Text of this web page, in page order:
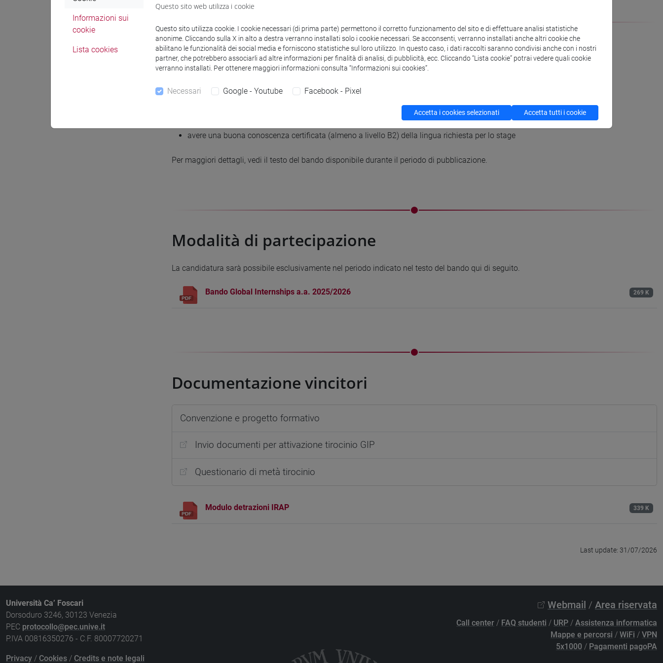
Requisiti di partecipazione
avere una buona conoscenza certificata (almeno a livello B2) della lingua richiesta per lo stage
Per maggiori dettagli, vedi il testo del bando disponibile durante il periodo di pubblicazione.
Modalità di partecipazione
La candidatura sarà possibile esclusivamente nel periodo indicato nel testo del bando qui di seguito.
Bando Global Internships a.a. 2025/2026 269 K
Documentazione vincitori
Convenzione e progetto formativo
Invio documenti per attivazione tirocinio GIP
Questionario di metà tirocinio
Modulo detrazioni IRAP 339 K
Last update: 31/07/2026
Università Ca’ Foscari
Dorsoduro 3246, 30123 Venezia
PEC protocollo@pec.unive.it
P.IVA 00816350276 - C.F. 80007720271
Privacy / Cookies / Credits e note legali
Webmail / Area riservata
Call center / FAQ studenti / URP / Assistenza informatica
Mappe e percorsi / WiFi / VPN
5x1000 / Pagamenti pagoPA
Informazioni sui
cookie
Lista cookies
Questo sito web utilizza i cookie
Questo sito utilizza cookie. I cookie necessari (di prima parte) permettono il corretto funzionamento del sito e di effettuare analisi statistiche
anonime. Cliccando sulla X in alto a destra verranno installati solo i cookie necessari. Se acconsenti, verranno installati anche altri cookie che
abilitano le funzionalità dei social media e forniscono statistiche sul loro utilizzo. In questo caso, i dati raccolti saranno condivisi anche con i nostri
partner, che potrebbero associarli ad altre informazioni per finalità di analisi, di pubblicità, ecc. Cliccando “Lista cookie” potrai vedere quali cookie
verranno installati. Per ottenere maggiori informazioni consulta “Informazioni sui cookies”.
Necessari Google - Youtube Facebook - Pixel
Accetta i cookies selezionati Accetta tutti i cookie